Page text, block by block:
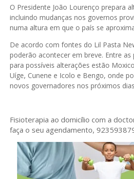
O Presidente João Lourenço prepara
incluindo mudanças nos governos
numa altura em que o país se
De acordo com fontes do Lil Pasta
poderão acontecer em breve. Entre as
para possíveis alterações estão
Uíge, Cunene e Icolo e Bengo, onde
novos governadores nos próximos
Fisioterapia ao domicílio com a
faça o seu agendamento,